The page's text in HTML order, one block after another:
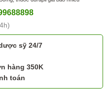
sỹ 24/7
hàng 350K
toán